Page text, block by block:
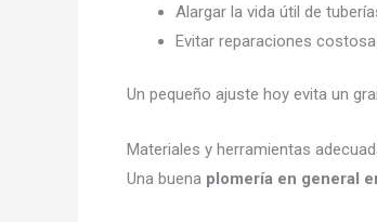
Alargar la vida útil de
Evitar reparaciones
Un pequeño ajuste hoy evita un
Materiales y herramientas
Una buena plomería en general